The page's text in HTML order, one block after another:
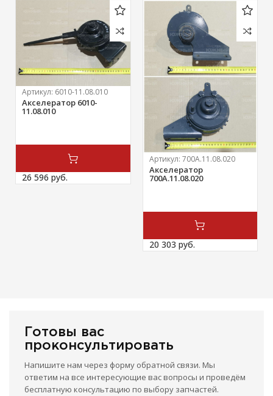
Артикул: 6010-11.08.010
Акселератор 6010-
11.08.010
26 596 руб.
Артикул: 700А.11.08.020
Акселератор
700А.11.08.020
20 303 руб.
Готовы вас
проконсультировать
Напишите нам через форму обратной связи. Мы
ответим на все интересующие вас вопросы и проведём
бесплатную консультацию по выбору запчастей.